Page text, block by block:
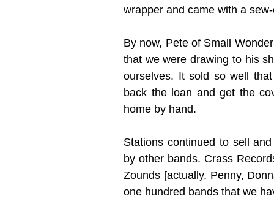
wrapper and came with a
By now, Pete of Small
that we were drawing to his
ourselves. It sold so well
back the loan and get the
home by hand.
Stations continued to sell
by other bands. Crass
Zounds [actually, Penny,
one hundred bands that we